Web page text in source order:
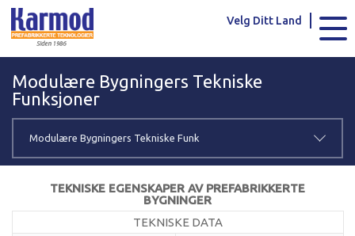
Karmod Global
Karmod Português Karmod Español
Karmod Україна Karmod ایران
Karmod Netherlands
Velg Ditt Land
Modulære Bygningers Tekniske
Funksjoner
Modulære Bygningers Tekniske Funk
TEKNISKE EGENSKAPER AV PREFABRIKKERTE
BYGNINGER
TEKNISKE DATA